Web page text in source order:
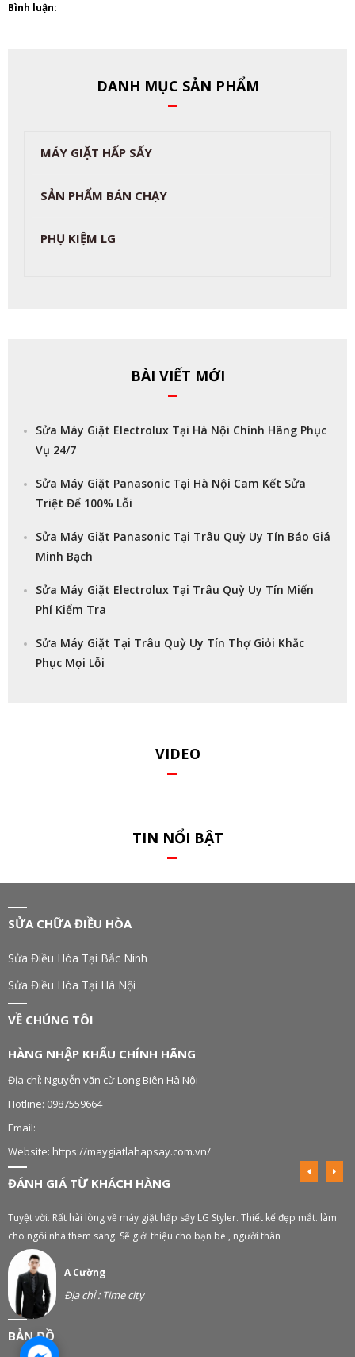
Bình luận:
DANH MỤC SẢN PHẨM
MÁY GIẶT HẤP SẤY
SẢN PHẨM BÁN CHẠY
PHỤ KIỆM LG
BÀI VIẾT MỚI
Sửa Máy Giặt Electrolux Tại Hà Nội Chính Hãng Phục
Vụ 24/7
Sửa Máy Giặt Panasonic Tại Hà Nội Cam Kết Sửa
Triệt Để 100% Lỗi
Sửa Máy Giặt Panasonic Tại Trâu Quỳ Uy Tín Báo Giá
Minh Bạch
Sửa Máy Giặt Electrolux Tại Trâu Quỳ Uy Tín Miến
Phí Kiểm Tra
Sửa Máy Giặt Tại Trâu Quỳ Uy Tín Thợ Giỏi Khắc
Phục Mọi Lỗi
VIDEO
TIN NỔI BẬT
SỬA CHỮA ĐIỀU HÒA
Sửa Điều Hòa Tại Bắc Ninh
Sửa Điều Hòa Tại Hà Nội
VỀ CHÚNG TÔI
HÀNG NHẬP KHẨU CHÍNH HÃNG
Địa chỉ: Nguyễn văn cừ Long Biên Hà Nội
Hotline: 0987559664
Email:
Website: https://maygiatlahapsay.com.vn/
ĐÁNH GIÁ TỪ KHÁCH HÀNG
Tuyệt vời. Rất hài lòng về máy giặt hấp sấy LG Styler. Thiết kế đẹp mắt. làm
cho ngôi nhà them sang. Sẽ giới thiệu cho bạn bè , người thân
A Cường
Địa chỉ : Time city
BẢN ĐỒ